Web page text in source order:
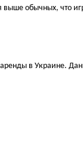
обычных, что
в Украине.